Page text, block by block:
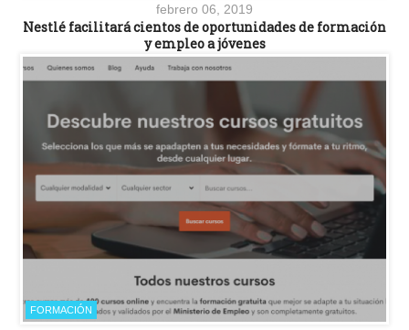
febrero 06, 2019
Nestlé facilitará cientos de oportunidades de formación
y empleo a jóvenes
FORMACIÓN